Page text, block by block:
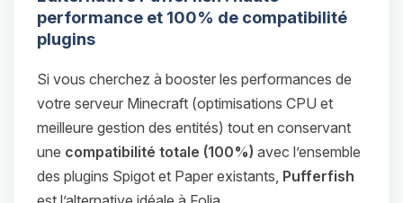
performance et 100% de compatibilité
plugins
Si vous cherchez à booster les performances de
votre serveur Minecraft (optimisations CPU et
meilleure gestion des entités) tout en conservant
une compatibilité totale (100%) avec l’ensemble
des plugins Spigot et Paper existants, Pufferfish